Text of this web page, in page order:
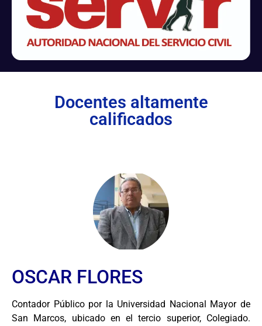
Docentes altamente
calificados
OSCAR FLORES
Contador Público por la Universidad Nacional Mayor de
San Marcos, ubicado en el tercio superior, Colegiado.